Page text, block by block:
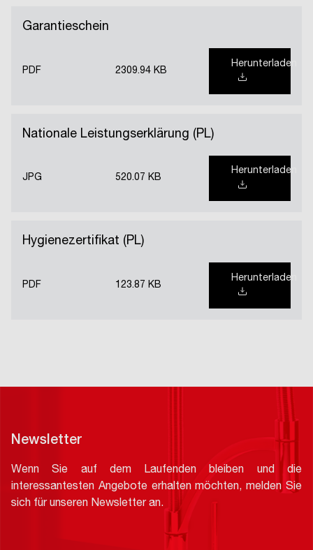
Garantieschein
PDF 2309.94 KB
Herunterladen
Nationale Leistungserklärung (PL)
JPG 520.07 KB
Herunterladen
Hygienezertifikat (PL)
PDF 123.87 KB
Herunterladen
Newsletter
Wenn Sie auf dem Laufenden bleiben und die
interessantesten Angebote erhalten möchten, melden Sie
sich für unseren Newsletter an.